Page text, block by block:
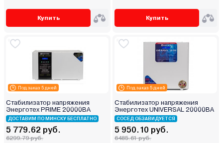
Купить Купить
Под заказ 5 дней
Стабилизатор напряжения
Энерготех PRIME 20000ВА
ДОСТАВИМ ПО МИНСКУ БЕСПЛАТНО
5 779.62 руб.
6299.79 руб.
Под заказ 5 дней
Стабилизатор напряжения
Энерготех UNIVERSAL 20000ВА
СОСЕД ОБЗАВИДУЕТСЯ
5 950.10 руб.
6485.61 руб.